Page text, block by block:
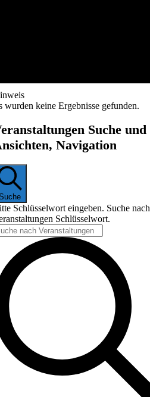
wurden keine Ergebnisse gefunden.
Suche und
Navigation
Schlüsselwort eingeben. Suche nach
Schlüsselwort.